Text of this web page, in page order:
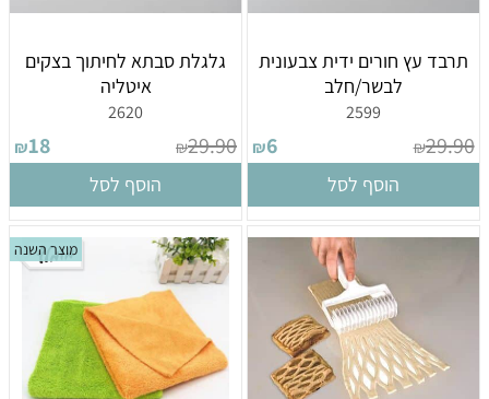
תרבד עץ חורים ידית צבעונית
לבשר/חלב
2599
₪29.90
₪6
הוסף לסל
גלגלת סבתא לחיתוך בצקים
איטליה
2620
₪29.90
₪18
הוסף לסל
מוצר השנה